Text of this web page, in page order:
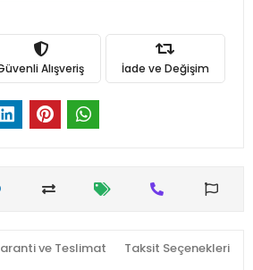
Alışveriş İade ve Değişim
ve Teslimat Taksit Seçenekleri